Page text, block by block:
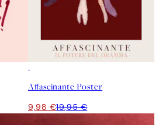
Affascinante Poster
9,98 €19,95 €